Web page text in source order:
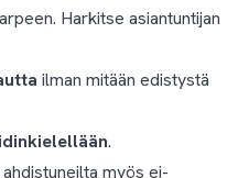
Harkitse asiantuntijan
ilman mitään edistystä
.
myös ei-